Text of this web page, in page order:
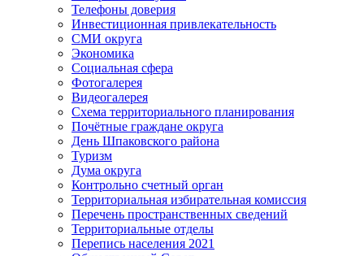
Телефоны доверия
Инвестиционная привлекательность
СМИ округа
Экономика
Социальная сфера
Фотогалерея
Видеогалерея
Схема территориального планирования
Почётные граждане округа
День Шпаковского района
Туризм
Дума округа
Контрольно счетный орган
Территориальная избирательная комиссия
Перечень пространственных сведений
Территориальные отделы
Перепись населения 2021